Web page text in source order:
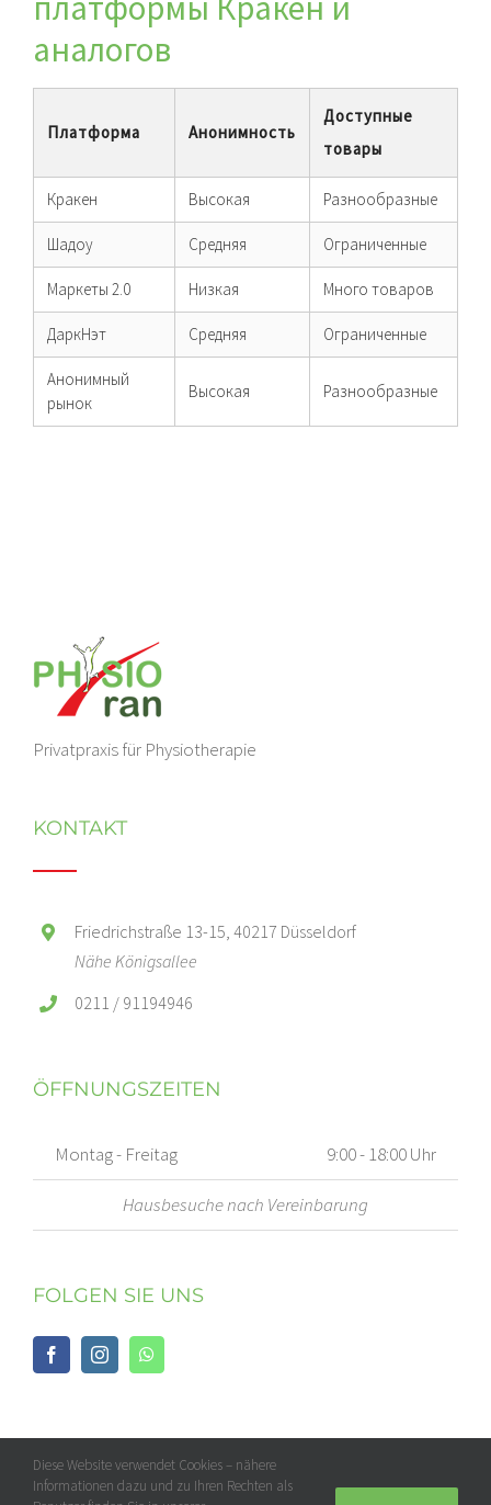
аналогов
Платформа Анонимность
Доступные
товары
Кракен Высокая Разнообразные
Шадоу Средняя Ограниченные
Маркеты 2.0 Низкая Много товаров
ДаркНэт Средняя Ограниченные
Анонимный
рынок
Высокая Разнообразные
Privatpraxis für Physiotherapie
KONTAKT
Friedrichstraße 13-15, 40217 Düsseldorf
Nähe Königsallee
0211 / 91194946
ÖFFNUNGSZEITEN
Montag - Freitag 9:00 - 18:00 Uhr
Hausbesuche nach Vereinbarung
FOLGEN SIE UNS
Diese Website verwendet Cookies – nähere
Informationen dazu und zu Ihren Rechten als